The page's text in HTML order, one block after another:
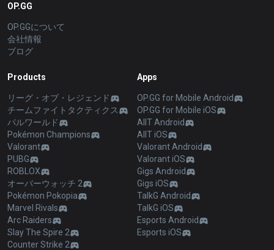
OP.GG
OP.GGについて
会社情報
ブログ
Products
リーグ・オブ・レジェンド
チームファイトタクティクス
パルワールド
Pokémon Champions
Valorant
PUBG
ROBLOX
オーバーウォッチ 2
Pokémon Pokopia
Marvel Rivals
Arc Raiders
Slay The Spire 2
Counter Strike 2
Apps
OP.GG for Mobile Android
OP.GG for Mobile iOS
AllT Android
AllT iOS
Valorant Android
Valorant iOS
Gigs Android
Gigs iOS
TalkG Android
TalkG iOS
Esports Android
Esports iOS